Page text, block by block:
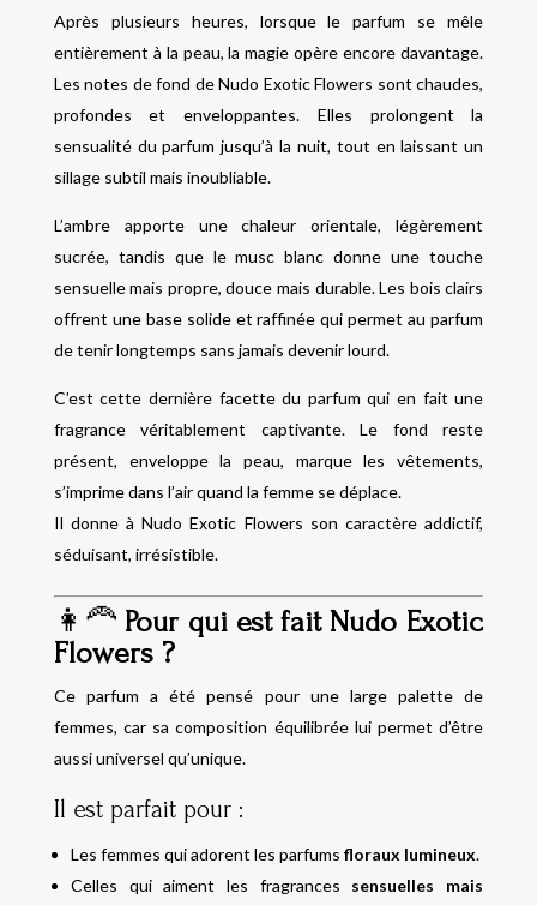
Après plusieurs heures, lorsque le parfum se mêle
entièrement à la peau, la magie opère encore davantage.
Les notes de fond de Nudo Exotic Flowers sont chaudes,
profondes et enveloppantes. Elles prolongent la
sensualité du parfum jusqu’à la nuit, tout en laissant un
sillage subtil mais inoubliable.
L’ambre apporte une chaleur orientale, légèrement
sucrée, tandis que le musc blanc donne une touche
sensuelle mais propre, douce mais durable. Les bois clairs
offrent une base solide et raffinée qui permet au parfum
de tenir longtemps sans jamais devenir lourd.
C’est cette dernière facette du parfum qui en fait une
fragrance véritablement captivante. Le fond reste
présent, enveloppe la peau, marque les vêtements,
s’imprime dans l’air quand la femme se déplace.
Il donne à Nudo Exotic Flowers son caractère addictif,
séduisant, irrésistible.
👩‍🦰 Pour qui est fait Nudo Exotic
Flowers ?
Ce parfum a été pensé pour une large palette de
femmes, car sa composition équilibrée lui permet d’être
aussi universel qu’unique.
Il est parfait pour :
Les femmes qui adorent les parfums floraux lumineux.
Celles qui aiment les fragrances sensuelles mais